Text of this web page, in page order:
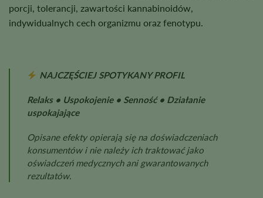
porcji, tolerancji, zawartości kannabinoidów,
indywidualnych cech organizmu oraz fenotypu.
NAJCZĘŚCIEJ SPOTYKANY PROFIL
Relaks • Uspokojenie • Senność • Działanie
uspokajające
Opisane efekty opierają się na doświadczeniach
konsumentów i nie należy ich traktować jako
oświadczeń medycznych ani gwarantowanych
rezultatów.